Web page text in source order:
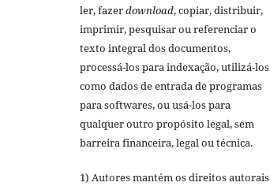
ler, fazerdownload, copiar, distribuir,
imprimir, pesquisar ou referenciar o
texto integral dos documentos,
processá-los para indexação, utilizá-los
como dados de entrada de programas
para softwares, ou usá-los para
qualquer outro propósito legal, sem
barreira financeira, legal ou técnica.
1) Autores mantém os direitos autorais